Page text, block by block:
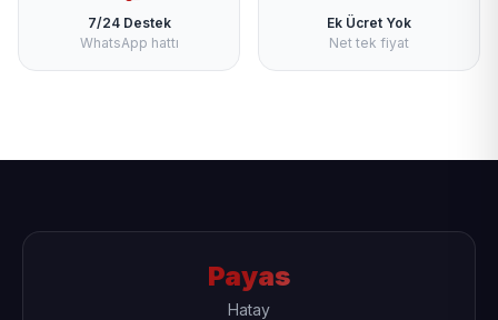
7/24 Destek
WhatsApp hattı
Ek Ücret Yok
Net tek fiyat
Payas
Hatay